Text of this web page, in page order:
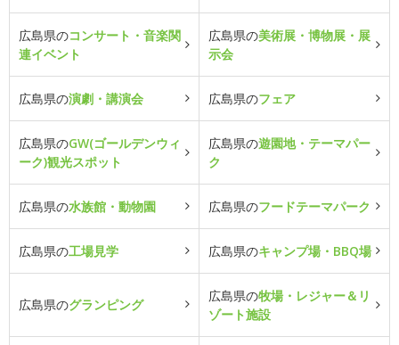
広島県のコンサート・音楽関
連イベント
広島県の美術展・博物展・展
示会
広島県の演劇・講演会 広島県のフェア
広島県のGW(ゴールデンウィ
ーク)観光スポット
広島県の遊園地・テーマパー
ク
広島県の水族館・動物園 広島県のフードテーマパーク
広島県の工場見学 広島県のキャンプ場・BBQ場
広島県のグランピング
広島県の牧場・レジャー＆リ
ゾート施設